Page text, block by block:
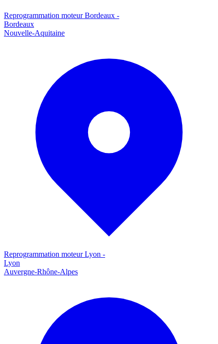
Reprogrammation moteurBordeaux -
Bordeaux
Nouvelle-Aquitaine
Reprogrammation moteurLyon -
Lyon
Auvergne-Rhône-Alpes